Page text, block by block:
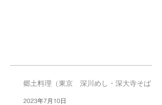
郷土料理（東京 深川めし・深大寺そば）
2023年7月10日